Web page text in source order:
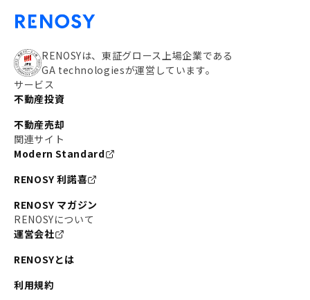
RENOSYは、東証グロース上場企業である
GA technologiesが運営しています。
サービス
不動産投資
不動産売却
関連サイト
Modern Standard
RENOSY 利諾喜
RENOSY マガジン
RENOSYについて
運営会社
RENOSYとは
利用規約